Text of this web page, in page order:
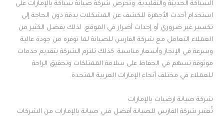
السباكة الحديثة والتقليدية. وتحرص شركة صيانة سباكة بالإمارات على
استخدام أحدث الأجهزة للكشف عن المشكلات بدقة دون الحاجة إلى
تكسير غير ضروري أو إحداث أضرار في الموقع. لذلك يفضل الكثير من
العملاء التعامل مع شركة الفارس للصيانة لما توفره من جودة عالية
وسرعة في الإنجاز وأسعار مناسبة. كذلك تلتزم الشركة بتقديم خدمات
موثوقة تسهم في الحفاظ على سلامة الممتلكات وتحقيق الراحة
للعملاء في مختلف أنحاء الإمارات العربية المتحدة.
شركة صيانة ارضيات بالإمارات
تُعتبر شركة الفارس للصيانة أفضل فني صيانة بالإمارات من الشركات